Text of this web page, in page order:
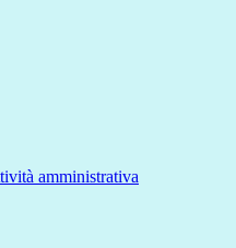
amministrativa